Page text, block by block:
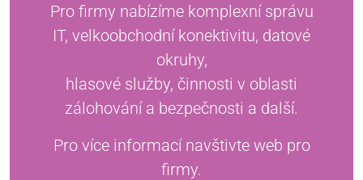
Pro firmy nabízíme komplexní správu
IT, velkoobchodní konektivitu, datové
okruhy,
hlasové služby, činnosti v oblasti
zálohování a bezpečnosti a další.
Pro více informací navštivte web pro
firmy.